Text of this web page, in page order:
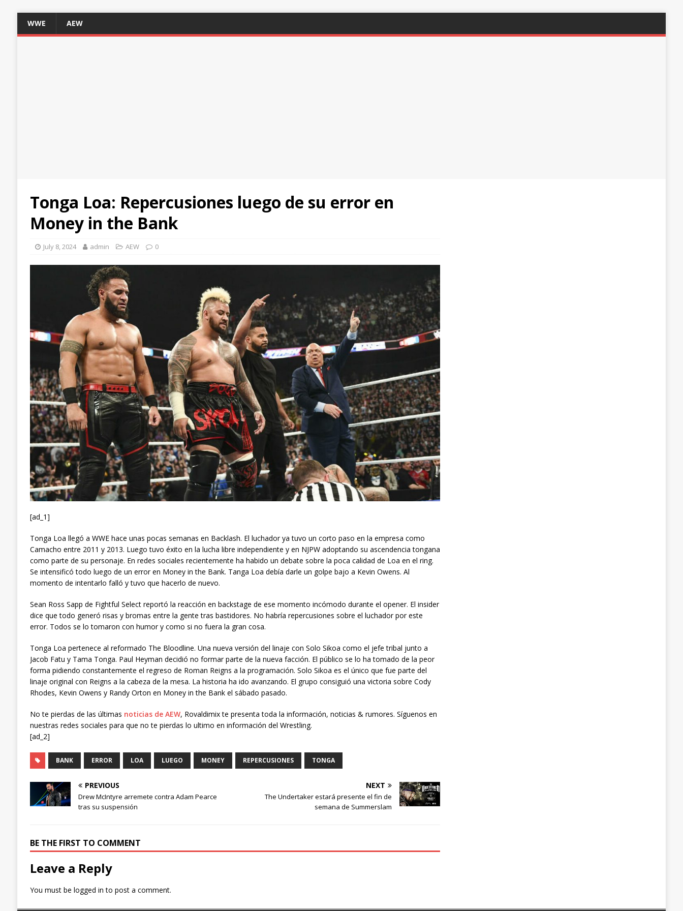
WWE AEW
Tonga Loa: Repercusiones luego de su error en
Money in the Bank
July 8, 2024 admin AEW 0
[ad_1]
Tonga Loa llegó a WWE hace unas pocas semanas en Backlash. El luchador ya tuvo un corto paso en la empresa como
Camacho entre 2011 y 2013. Luego tuvo éxito en la lucha libre independiente y en NJPW adoptando su ascendencia tongana
como parte de su personaje. En redes sociales recientemente ha habido un debate sobre la poca calidad de Loa en el ring.
Se intensificó todo luego de un error en Money in the Bank. Tanga Loa debía darle un golpe bajo a Kevin Owens. Al
momento de intentarlo falló y tuvo que hacerlo de nuevo.
Sean Ross Sapp de Fightful Select reportó la reacción en backstage de ese momento incómodo durante el opener. El insider
dice que todo generó risas y bromas entre la gente tras bastidores. No habría repercusiones sobre el luchador por este
error. Todos se lo tomaron con humor y como si no fuera la gran cosa.
Tonga Loa pertenece al reformado The Bloodline. Una nueva versión del linaje con Solo Sikoa como el jefe tribal junto a
Jacob Fatu y Tama Tonga. Paul Heyman decidió no formar parte de la nueva facción. El público se lo ha tomado de la peor
forma pidiendo constantemente el regreso de Roman Reigns a la programación. Solo Sikoa es el único que fue parte del
linaje original con Reigns a la cabeza de la mesa. La historia ha ido avanzando. El grupo consiguió una victoria sobre Cody
Rhodes, Kevin Owens y Randy Orton en Money in the Bank el sábado pasado.
No te pierdas de las últimas noticias de AEW, Rovaldimix te presenta toda la información, noticias & rumores. Síguenos en
nuestras redes sociales para que no te pierdas lo ultimo en información del Wrestling.
[ad_2]
BANK ERROR LOA LUEGO MONEY REPERCUSIONES TONGA
PREVIOUS
Drew McIntyre arremete contra Adam Pearce
tras su suspensión
NEXT
The Undertaker estará presente el fin de
semana de Summerslam
BE THE FIRST TO COMMENT
Leave a Reply
You must be logged in to post a comment.